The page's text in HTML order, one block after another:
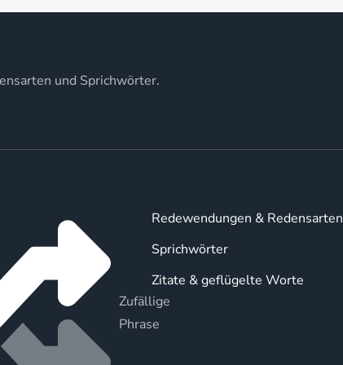
und Sprichwörter.
Zufällige
Phrase
Redewendungen & Redensarten
Sprichwörter
Zitate & geflügelte Worte